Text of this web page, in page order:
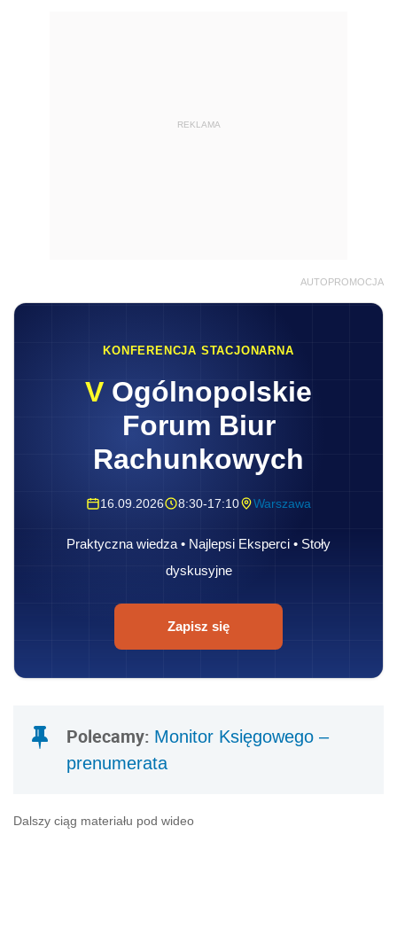
REKLAMA
AUTOPROMOCJA
KONFERENCJA STACJONARNA
V Ogólnopolskie
Forum Biur
Rachunkowych
16.09.2026 8:30-17:10 Warszawa
Praktyczna wiedza • Najlepsi Eksperci • Stoły
dyskusyjne
Zapisz się
Polecamy: Monitor Księgowego –
prenumerata
Dalszy ciąg materiału pod wideo